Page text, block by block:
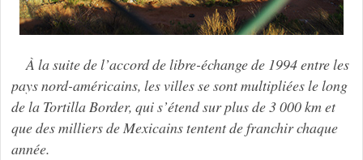
À la suite de l’accord de libre-échange de 1994 entre les
pays nord-américains, les villes se sont multipliées le long
de la Tortilla Border, qui s’étend sur plus de 3 000 km et
que des milliers de Mexicains tentent de franchir chaque
année.